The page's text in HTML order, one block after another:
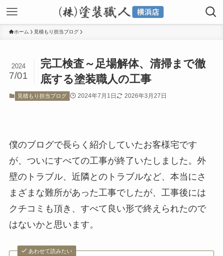
ホーム 見積もり担当ブログ
完工検査～足場解体、清掃まで徹
底する塗装職人の工事
2024
7/01
見積もり担当ブログ 2024年7月1日 2026年3月27日
僕のブログで長らく紹介していたお客様宅です
が、ついにすべての工事が終了いたしました。外
壁のトラブル、近隣とのトラブルなど、本当にさ
まざまな難所があった工事でしたが、工事後には
クチコミも頂き、すべて良い形で終えられたので
はないかと思います。
あわせて読みたい